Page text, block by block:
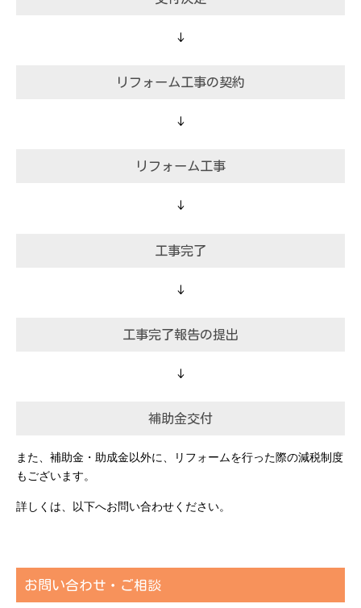
↓
リフォーム工事の契約
↓
リフォーム工事
↓
工事完了
↓
工事完了報告の提出
↓
補助金交付
また、補助金・助成金以外に、リフォームを行った際の減税制度
もございます。
詳しくは、以下へお問い合わせください。
お問い合わせ・ご相談